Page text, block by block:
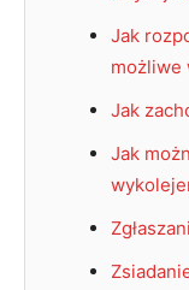
Jak
możliwe
Jak
Jak